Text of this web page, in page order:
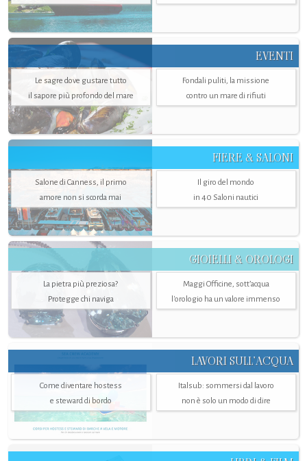
EVENTI
Le sagre dove gustare tutto
il sapore più profondo del mare
Fondali puliti, la missione
contro un mare di rifiuti
FIERE & SALONI
Salone di Canness, il primo
amore non si scorda mai
Il giro del mondo
in 40 Saloni nautici
GIOIELLI & OROLOGI
La pietra più preziosa?
Protegge chi naviga
Maggi Officine, sott’acqua
l'orologio ha un valore immenso
LAVORI SULL’ACQUA
Come diventare hostess
e steward di bordo
Italsub: sommersi dal lavoro
non è solo un modo di dire